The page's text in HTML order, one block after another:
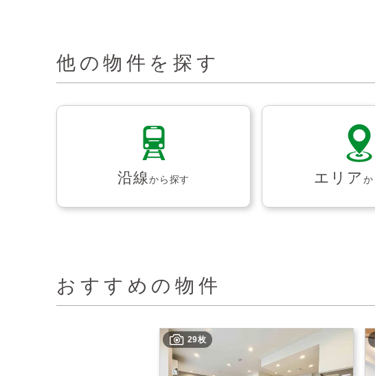
他の物件を探す
沿線から探す エリアか
おすすめの物件
29枚